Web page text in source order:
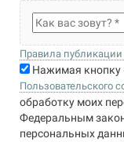
Правила
Нажимая кнопку
Пользовательского
обработку моих
Федеральным
персональных